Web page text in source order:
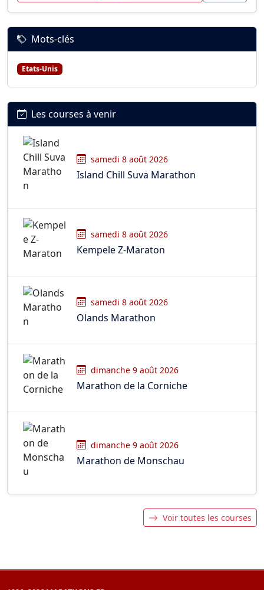
Mots-clés
Etats-Unis
Les courses à venir
samedi 8 août 2026
Island Chill Suva Marathon
samedi 8 août 2026
Kempele Z-Maraton
samedi 8 août 2026
Olands Marathon
dimanche 9 août 2026
Marathon de la Corniche
dimanche 9 août 2026
Marathon de Monschau
Voir toutes les courses